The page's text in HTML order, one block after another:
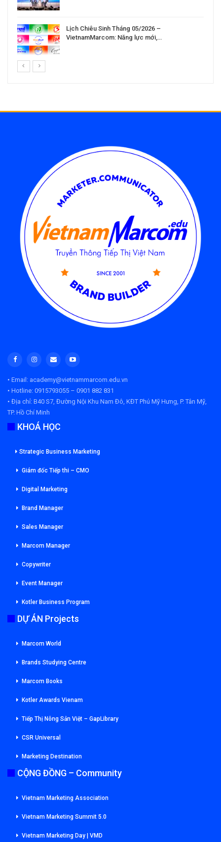
Lịch Chiêu Sinh Tháng 05/2026 –
VietnamMarcom: Năng lực mới,…
• Email: academy@vietnammarcom.edu.vn
• Hotline: 0915793055 – 0901 882 831
• Địa chỉ: B40 S7, Đường Nội Khu Nam Đô, KĐT Phú Mỹ Hưng, P. Tân Mỹ,
TP. Hồ Chí Minh
KHOÁ HỌC
Strategic Business Marketing
Giám đốc Tiếp thi – CMO
Digital Marketing
Brand Manager
Sales Manager
Marcom Manager
Copywriter
Event Manager
Kotler Business Program
DỰ ÁN Projects
Marcom World
Brands Studying Centre
Marcom Books
Kotler Awards Vienam
Tiếp Thị Nông Sản Việt – GapLibrary
CSR Universal
Marketing Destination
CỘNG ĐỒNG – Community
Vietnam Marketing Association
Vietnam Marketing Summit 5.0
Vietnam Marketing Day | VMD